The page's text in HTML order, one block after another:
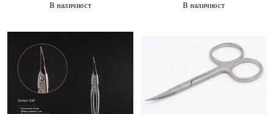
В наличност В наличност